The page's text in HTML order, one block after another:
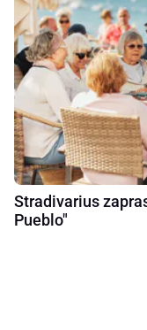
Stradivarius
Pueblo"